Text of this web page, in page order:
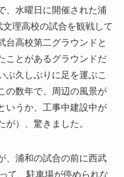
、水曜日に開催された浦
理高校の試合を観戦して
台高校第二グラウンドと
ことがあるグラウンドだ
ぶ久しぶりに足を運ぶこ
の数年で、周辺の風景が
いうか、工事中建設中が
）、驚きました。
、浦和の試合の前に西武
て、駐車場が停められな